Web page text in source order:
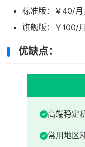
标准版：￥40/月
旗舰版：￥100/
优缺点：
高端稳定
常用地区